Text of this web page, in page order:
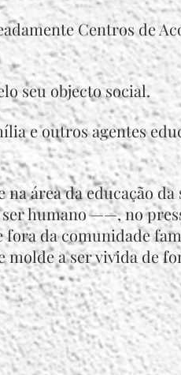
Centros de
seu objecto social.
e outros agentes
área da educação
humano ——, no
da comunidade
molde a ser vivida de